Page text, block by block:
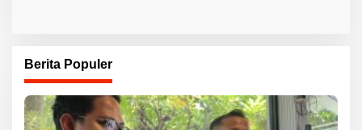
Berita Populer